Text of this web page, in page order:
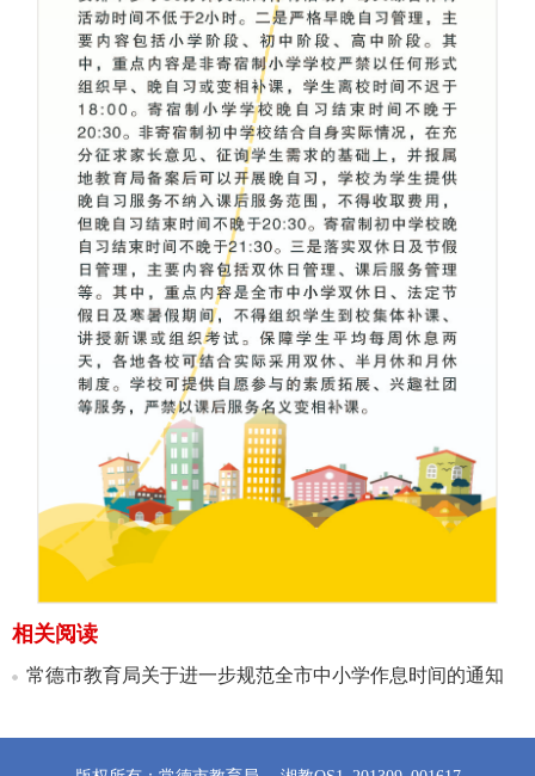
相关阅读
常德市教育局关于进一步规范全市中小学作息时间的通知